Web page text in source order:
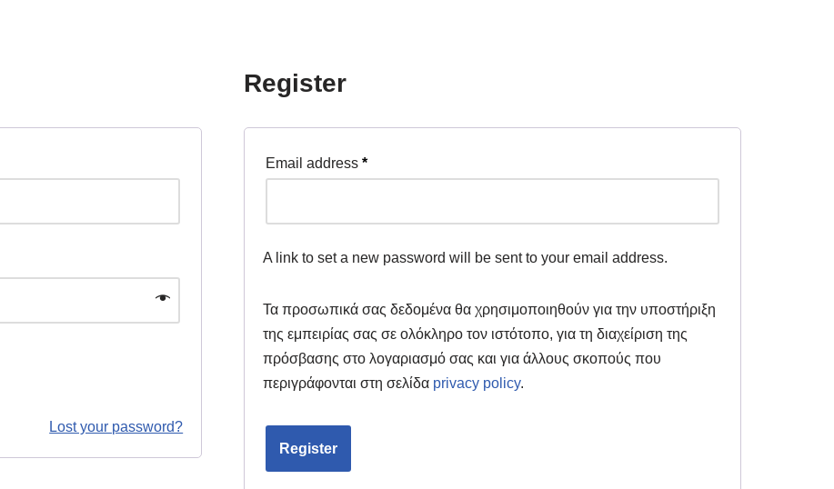
Lost your password?
Register
Email address *
A link to set a new password will be sent to your email address.
Τα προσωπικά σας δεδομένα θα χρησιμοποιηθούν για την υποστήριξη
της εμπειρίας σας σε ολόκληρο τον ιστότοπο, για τη διαχείριση της
πρόσβασης στο λογαριασμό σας και για άλλους σκοπούς που
περιγράφονται στη σελίδα privacy policy.
Register